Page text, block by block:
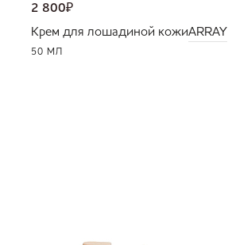
2 800₽
Крем для лошадиной кожиARRAY
50 МЛ